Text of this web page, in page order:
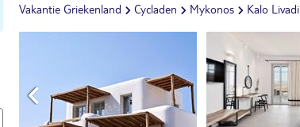
Vakantie Griekenland Cycladen Mykonos Kalo Livadi